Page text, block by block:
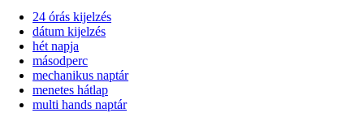
24 órás kijelzés
dátum kijelzés
hét napja
másodperc
mechanikus naptár
menetes hátlap
multi hands naptár